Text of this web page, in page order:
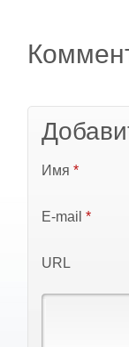
Имя *
E-mail *
URL